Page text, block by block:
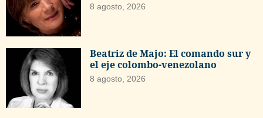
8 agosto, 2026
Beatriz de Majo: El comando sur y
el eje colombo-venezolano
8 agosto, 2026